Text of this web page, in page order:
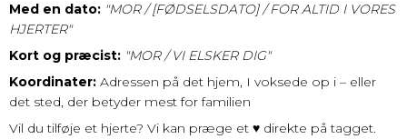
Med en dato: "MOR / [FØDSELSDATO] / FOR ALTID I VORES
HJERTER"
Kort og præcist: "MOR / VI ELSKER DIG"
Koordinater: Adressen på det hjem, I voksede op i – eller
det sted, der betyder mest for familien
Vil du tilføje et hjerte? Vi kan præge et ♥ direkte på tagget.